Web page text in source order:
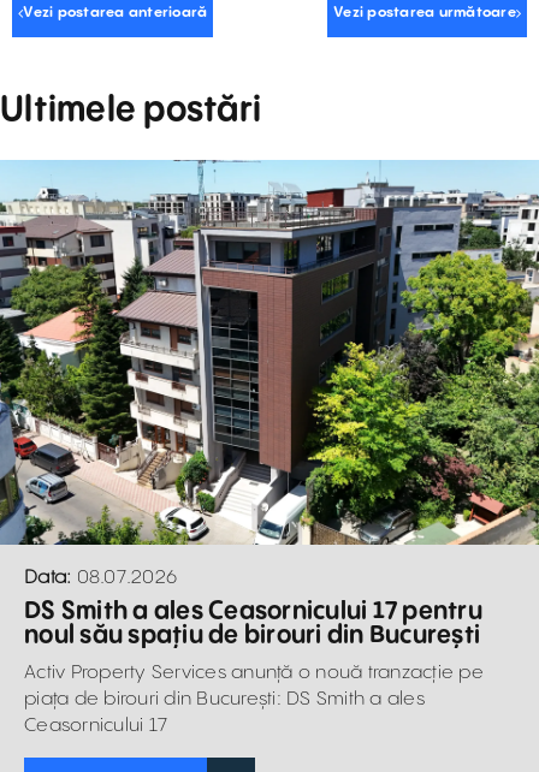
Vezi postarea anterioară Vezi postarea următoare
Ultimele postări
Data: 08.07.2026
DS Smith a ales Ceasornicului 17 pentru
noul său spațiu de birouri din București
Activ Property Services anunță o nouă tranzacție pe
piața de birouri din București: DS Smith a ales
Ceasornicului 17